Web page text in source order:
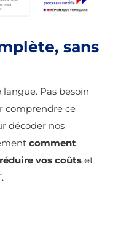
sans
Pas besoin
comprendre ce
décoder nos
comment
réduire vos coûts et